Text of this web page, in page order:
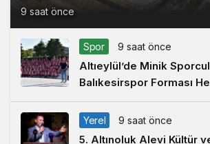
9 saat önce
Spor 9 saat önce
Altıeylül’de Minik
Balıkesirspor Forması
Yerel 9 saat önce
5. Altınoluk Alevi Kültür